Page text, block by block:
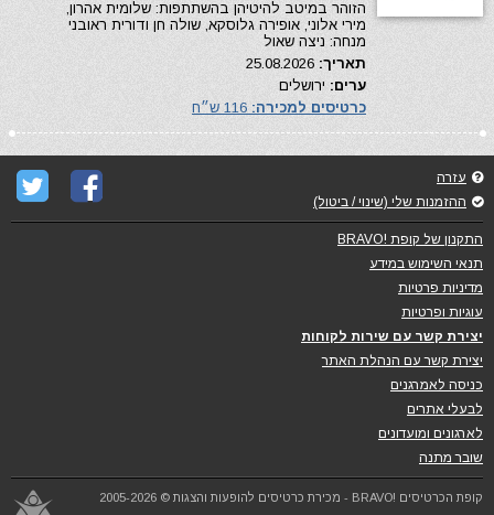
הזוהר במיטב להיטיהן בהשתתפות: שלומית אהרון,
מירי אלוני, אופירה גלוסקא, שולה חן ודורית ראובני
מנחה: ניצה שאול
תאריך:
ערים: ירושלים
כרטיסים למכירה:
עזרה
ההזמנות שלי (שינוי / ביטול)
התקנון של קופת !BRAVO
תנאי השימוש במידע
מדיניות פרטיות
עוגיות ופרטיות
יצירת קשר עם שירות לקוחות
יצירת קשר עם הנהלת האתר
כניסה לאמרגנים
לבעלי אתרים
לארגונים ומועדונים
שובר מתנה
קופת הכרטיסים !BRAVO - מכירת כרטיסים להופעות והצגות © 2005-2026